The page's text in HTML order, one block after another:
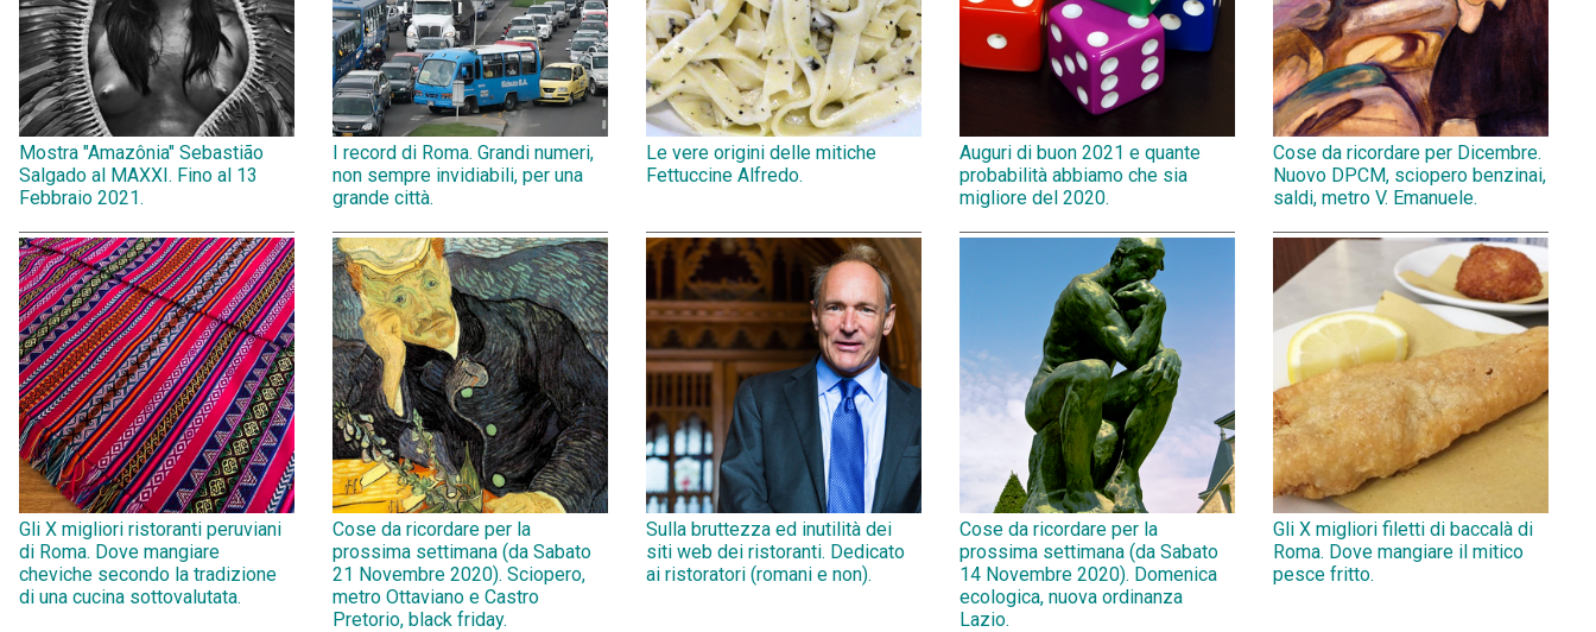
Mostra "Amazônia" Sebastião
Salgado al MAXXI. Fino al 13
Febbraio 2021.
I record di Roma. Grandi numeri,
non sempre invidiabili, per una
grande città.
Le vere origini delle mitiche
Fettuccine Alfredo.
Auguri di buon 2021 e quante
probabilità abbiamo che sia
migliore del 2020.
Cose da ricordare per Dicembre.
Nuovo DPCM, sciopero benzinai,
saldi, metro V. Emanuele.
Gli X migliori ristoranti peruviani
di Roma. Dove mangiare
cheviche secondo la tradizione
di una cucina sottovalutata.
Cose da ricordare per la
prossima settimana (da Sabato
21 Novembre 2020). Sciopero,
metro Ottaviano e Castro
Pretorio, black friday.
Sulla bruttezza ed inutilità dei
siti web dei ristoranti. Dedicato
ai ristoratori (romani e non).
Cose da ricordare per la
prossima settimana (da Sabato
14 Novembre 2020). Domenica
ecologica, nuova ordinanza
Lazio.
Gli X migliori filetti di baccalà di
Roma. Dove mangiare il mitico
pesce fritto.